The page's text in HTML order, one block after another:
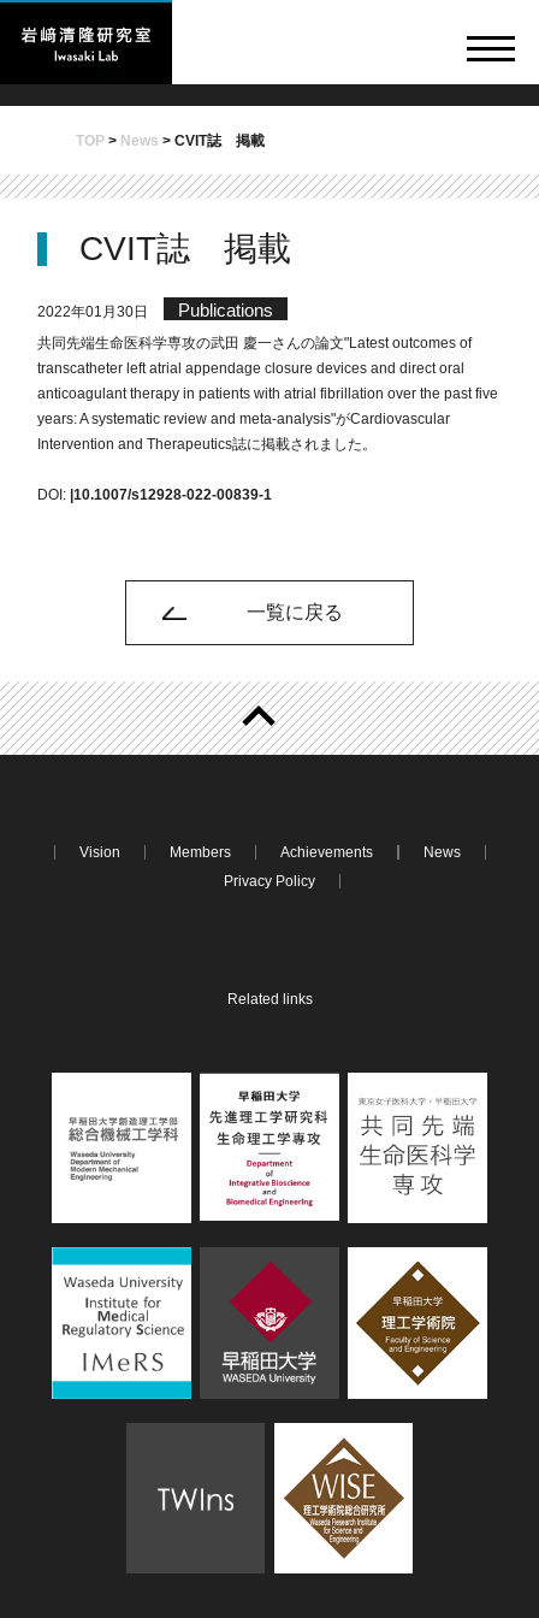
TOP> News > CVIT誌 掲載
CVIT誌 掲載
2022年01月30日 Publications
共同先端生命医科学専攻の武田 慶一さんの論文"Latest outcomes of
transcatheter left atrial appendage closure devices and direct oral
anticoagulant therapy in patients with atrial fibrillation over the past five
years: A systematic review and meta-analysis"がCardiovascular
Intervention and Therapeutics誌に掲載されました。
DOI: |10.1007/s12928-022-00839-1
一覧に戻る
Vision Members Achievements
News
Privacy Policy
Related links